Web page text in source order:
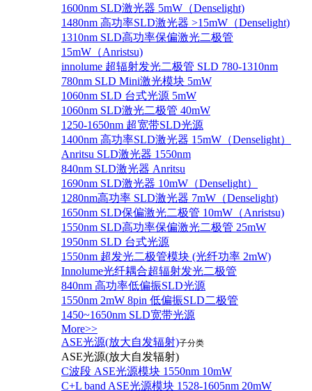
1600nm SLD激光器 5mW（Denselight)
1480nm 高功率SLD激光器 >15mW（Denselight)
1310nm SLD高功率保偏激光二极管
15mW（Anristsu)
innolume 超辐射发光二极管 SLD 780-1310nm
780nm SLD Mini激光模块 5mW
1060nm SLD 台式光源 5mW
1060nm SLD激光二极管 40mW
1250-1650nm 超宽带SLD光源
1400nm 高功率SLD激光器 15mW（Denselight）
Anritsu SLD激光器 1550nm
840nm SLD激光器 Anritsu
1690nm SLD激光器 10mW（Denselight）
1280nm高功率 SLD激光器 7mW（Denselight)
1650nm SLD保偏激光二极管 10mW（Anristsu)
1550nm SLD高功率保偏激光二极管 25mW
1950nm SLD 台式光源
1550nm 超发光二极管模块 (光纤功率 2mW)
Innolume光纤耦合超辐射发光二极管
840nm 高功率低偏振SLD光源
1550nm 2mW 8pin 低偏振SLD二极管
1450~1650nm SLD宽带光源
More>>
ASE光源(放大自发辐射)子分类
ASE光源(放大自发辐射)
C波段 ASE光源模块 1550nm 10mW
C+L band ASE光源模块 1528-1605nm 20mW